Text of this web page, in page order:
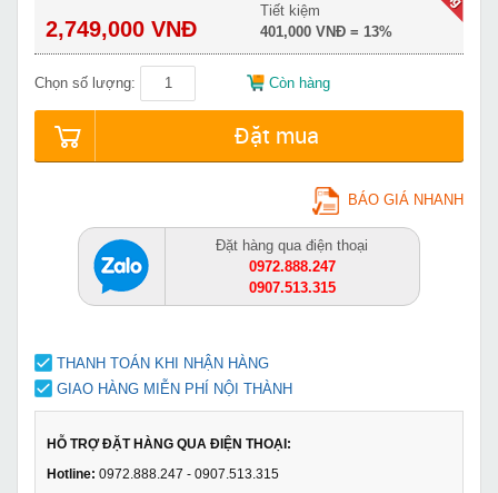
2,749,000 VNĐ
Tiết kiệm
401,000 VNĐ = 13%
Chọn số lượng: Còn hàng
Đặt mua
BÁO GIÁ NHANH
Đặt hàng qua điện thoại
0972.888.247
0907.513.315
THANH TOÁN KHI NHẬN HÀNG
GIAO HÀNG MIỄN PHÍ NỘI THÀNH
HỖ TRỢ ĐẶT HÀNG QUA ĐIỆN THOẠI:
Hotline: 0972.888.247 - 0907.513.315